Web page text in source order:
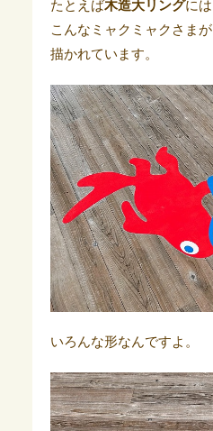
たとえば木造大リングには
こんなミャクミャクさまが
描かれています。
いろんな形なんですよ。